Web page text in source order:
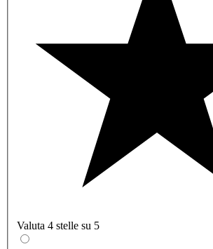
Valuta 4 stelle su 5